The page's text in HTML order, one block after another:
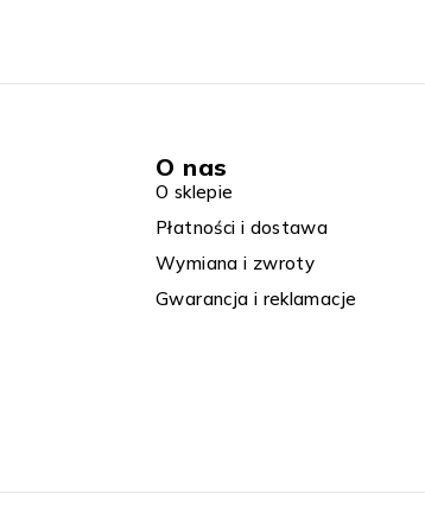
O nas
O sklepie
Płatności i dostawa
Wymiana i zwroty​
Gwarancja i reklamacje​​